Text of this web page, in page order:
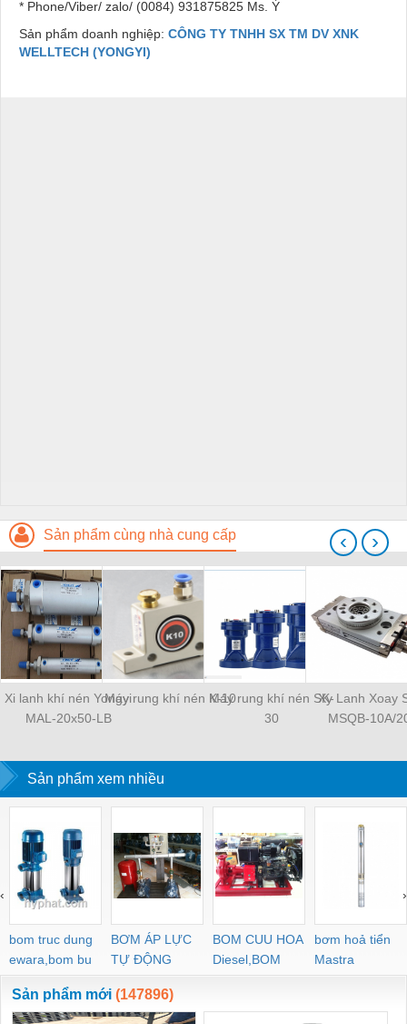
* Phone/Viber/ zalo/ (0084) 931875825 Ms. Ý
Sản phẩm doanh nghiệp: CÔNG TY TNHH SX TM DV XNK
WELLTECH (YONGYI)
Sản phẩm cùng nhà cung cấp
Xi lanh khí nén Yongyi
MAL-20x50-LB
Máy rung khí nén K-10Máy rung khí nén SK-
30
Xy Lanh Xoay
MSQB-10A/
‹ ›
Sản phẩm xem nhiều
bom truc dung
ewara,bom bu
ewara
BƠM ÁP LỰC
TỰ ĐỘNG
BOM CUU HOA
Diesel,BOM
CHUA CHAY
bơm hoả tiển
Mastra
‹ ›
Sản phẩm mới (147896)